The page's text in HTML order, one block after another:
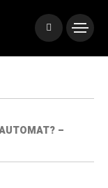
–